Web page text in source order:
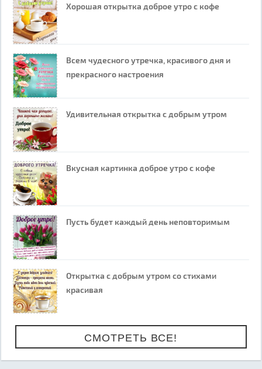
Хорошая открытка доброе утро с кофе
Всем чудесного утречка, красивого дня и
прекрасного настроения
Удивительная открытка с добрым утром
Вкусная картинка доброе утро с кофе
Пусть будет каждый день неповторимым
Открытка с добрым утром со стихами
красивая
СМОТРЕТЬ ВСЕ!